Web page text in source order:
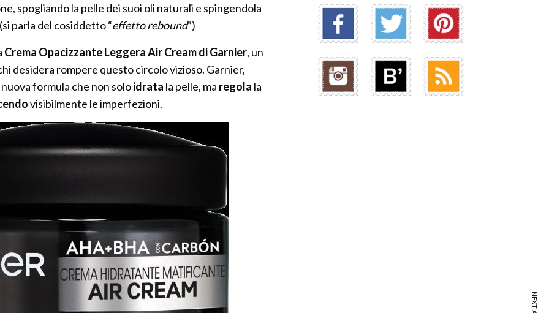
spogliando la pelle dei suoi oli naturali e spingendola
parla del cosiddetto “effetto rebound”)
Crema Opacizzante Leggera Air Cream di Garnier, un
desidera rompere questo circolo vizioso. Garnier,
formula che non soloidrata la pelle, ma regola la
visibilmente le imperfezioni.